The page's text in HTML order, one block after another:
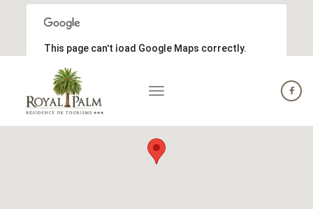
Cookies management panel
English Français
This page can't load Google Maps correctly.
Do you own this website?